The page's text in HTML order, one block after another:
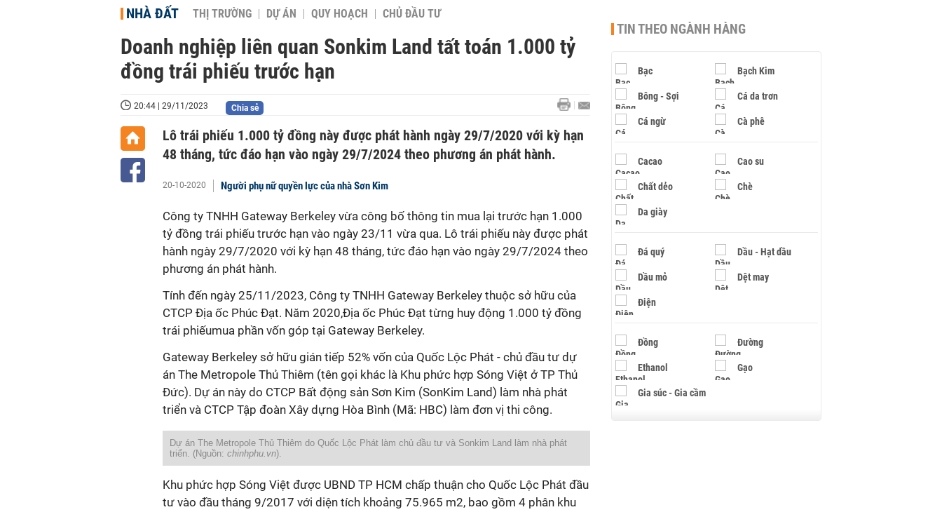
NHÀ ĐẤT THỊ TRƯỜNG DỰ ÁN QUY HOẠCH CHỦ ĐẦU TƯ
Doanh nghiệp liên quan Sonkim Land tất toán 1.000 tỷ
đồng trái phiếu trước hạn
20:44 | 29/11/2023 Chia sẻ
Lô trái phiếu 1.000 tỷ đồng này được phát hành ngày 29/7/2020 với kỳ hạn
48 tháng, tức đáo hạn vào ngày 29/7/2024 theo phương án phát hành.
20-10-2020 Người phụ nữ quyền lực của nhà Sơn Kim
Công ty TNHH Gateway Berkeley vừa công bố thông tin mua lại trước hạn 1.000
tỷ đồng trái phiếu trước hạn vào ngày 23/11 vừa qua. Lô trái phiếu này được phát
hành ngày 29/7/2020 với kỳ hạn 48 tháng, tức đáo hạn vào ngày 29/7/2024 theo
phương án phát hành.
Tính đến ngày 25/11/2023, Công ty TNHH Gateway Berkeley thuộc sở hữu của
CTCP Địa ốc Phúc Đạt. Năm 2020,Địa ốc Phúc Đạt từng huy động 1.000 tỷ đồng
trái phiếumua phần vốn góp tại Gateway Berkeley.
Gateway Berkeley sở hữu gián tiếp 52% vốn của Quốc Lộc Phát - chủ đầu tư dự
án The Metropole Thủ Thiêm (tên gọi khác là Khu phức hợp Sóng Việt ở TP Thủ
Đức). Dự án này do CTCP Bất động sản Sơn Kim (SonKim Land) làm nhà phát
triển và CTCP Tập đoàn Xây dựng Hòa Bình (Mã: HBC) làm đơn vị thi công.
Dự án The Metropole Thủ Thiêm do Quốc Lộc Phát làm chủ đầu tư và Sonkim Land làm nhà phát
triển. (Nguồn: chinhphu.vn).
Khu phức hợp Sóng Việt được UBND TP HCM chấp thuận cho Quốc Lộc Phát đầu
tư vào đầu tháng 9/2017 với diện tích khoảng 75.965 m2, bao gồm 4 phân khu
TIN THEO NGÀNH HÀNG
Bạc Bạch Kim
Bông - Sợi Cá da trơn
Cá ngừ Cà phê
Cacao Cao su
Chất dẻo Chè
Da giày
Đá quý Dầu - Hạt dầu
Dầu mỏ Dệt may
Điện
Đồng Đường
Ethanol Gạo
Gia súc - Gia cầm